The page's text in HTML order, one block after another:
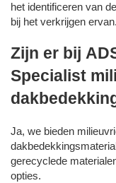
het identificeren van
bij het verkrijgen ervan.
Zijn er bij
Specialist
Ja, we bieden
gerecyclede
opties.